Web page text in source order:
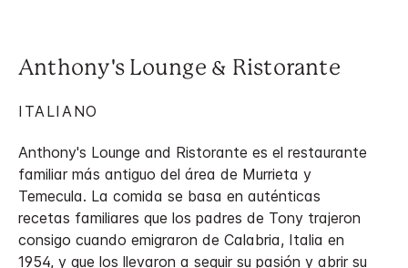
Anthony's Lounge & Ristorante
ITALIANO
Anthony's Lounge and Ristorante es el restaurante
familiar más antiguo del área de Murrieta y
Temecula. La comida se basa en auténticas
recetas familiares que los padres de Tony trajeron
consigo cuando emigraron de Calabria, Italia en
1954, y que los llevaron a seguir su pasión y abrir su